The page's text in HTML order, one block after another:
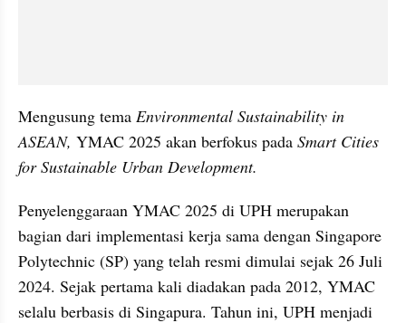
Mengusung tema Environmental Sustainability in
ASEAN, YMAC 2025 akan berfokus pada Smart Cities
for Sustainable Urban Development.
Penyelenggaraan YMAC 2025 di UPH merupakan
bagian dari implementasi kerja sama dengan Singapore
Polytechnic (SP) yang telah resmi dimulai sejak 26 Juli
2024. Sejak pertama kali diadakan pada 2012, YMAC
selalu berbasis di Singapura. Tahun ini, UPH menjadi